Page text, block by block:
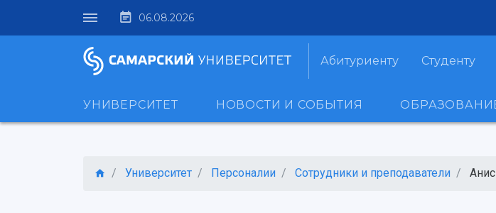
06.08.2026
Абитуриенту Студенту
УНИВЕРСИТЕТ НОВОСТИ И СОБЫТИЯ
Университет Персоналии Сотрудники и преподаватели